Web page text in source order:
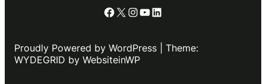
Facebook
X Instagram
YouTube
LinkedIn
Proudly Powered by WordPress | Theme:
WYDEGRID by WebsiteinWP